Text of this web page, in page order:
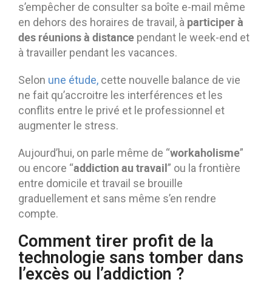
s’empêcher de consulter sa boîte e-mail même
en dehors des horaires de travail, à participer à
des réunions à distance pendant le week-end et
à travailler pendant les vacances.
Selon une étude, cette nouvelle balance de vie
ne fait qu’accroitre les interférences et les
conflits entre le privé et le professionnel et
augmenter le stress.
Aujourd’hui, on parle même de “workaholisme”
ou encore “addiction au travail” ou la frontière
entre domicile et travail se brouille
graduellement et sans même s’en rendre
compte.
Comment tirer profit de la
technologie sans tomber dans
l’excès ou l’addiction ?